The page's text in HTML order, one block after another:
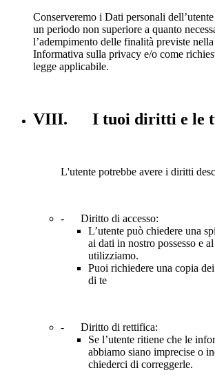
Conserveremo i Dati personali
un periodo non superiore a quanto
l’adempimento delle finalità previste nella
Informativa sulla privacy e/o come
legge applicabile.
VIII. I tuoi diritti e le
L'utente potrebbe avere i diritti
- Diritto di accesso:
L’utente può chiedere una
ai dati in nostro possesso e
utilizziamo.
Puoi richiedere una copia
di te
- Diritto di rettifica:
Se l’utente ritiene che le
abbiamo siano imprecise o
chiederci di correggerle.